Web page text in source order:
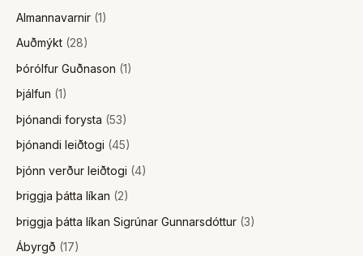
Almannavarnir (1)
Auðmýkt (28)
Þórólfur Guðnason (1)
Þjálfun (1)
Þjónandi forysta (53)
Þjónandi leiðtogi (45)
Þjónn verður leiðtogi (4)
Þriggja þátta líkan (2)
Þriggja þátta líkan Sigrúnar Gunnarsdóttur (3)
Ábyrgð (17)